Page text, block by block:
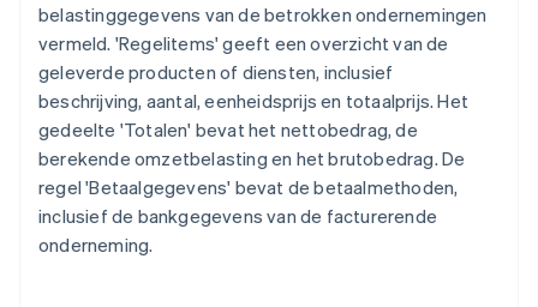
belastinggegevens van de betrokken ondernemingen
vermeld. 'Regelitems' geeft een overzicht van de
geleverde producten of diensten, inclusief
beschrijving, aantal, eenheidsprijs en totaalprijs. Het
gedeelte 'Totalen' bevat het nettobedrag, de
berekende omzetbelasting en het brutobedrag. De
regel 'Betaalgegevens' bevat de betaalmethoden,
inclusief de bankgegevens van de facturerende
onderneming.